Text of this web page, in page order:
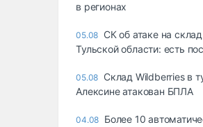
в регионах
05.08 СК об атаке на
Тульской области: есть
05.08 Склад Wildberries в
Алексине атакован БПЛА
04.08 Более 10